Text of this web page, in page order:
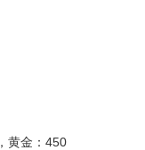
黄金：450